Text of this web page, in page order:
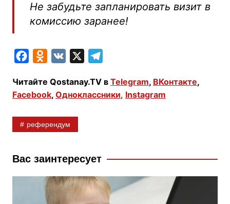
Не забудьте запланировать визит в
комиссию заранее!
c
e
o
k
n
o
l
s
n
l
e
m
Читайте Qostanay.TV в Telegram, ВКонтакте,
Facebook, Одноклассники, Instagram
референдум
Вас заинтересует